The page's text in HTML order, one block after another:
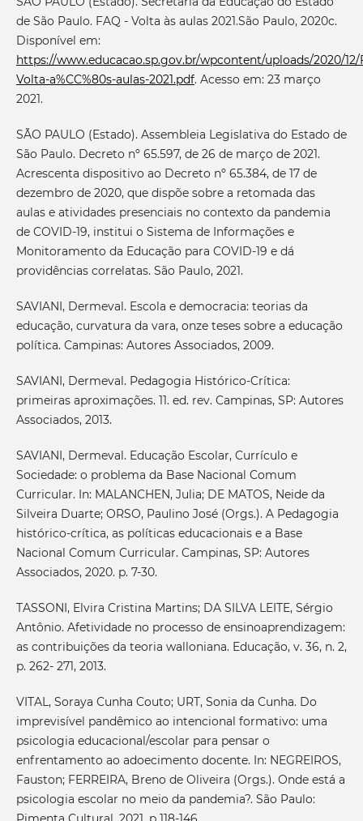
de São Paulo. FAQ - Volta às aulas 2021.São Paulo, 2020c.
Disponível em:
https://www.educacao.sp.gov.br/wpcontent/uploads/2020/12/
Volta-a%CC%80s-aulas-2021.pdf. Acesso em: 23 março
2021.
SÃO PAULO (Estado). Assembleia Legislativa do Estado de
São Paulo. Decreto nº 65.597, de 26 de março de 2021.
Acrescenta dispositivo ao Decreto nº 65.384, de 17 de
dezembro de 2020, que dispõe sobre a retomada das
aulas e atividades presenciais no contexto da pandemia
de COVID-19, institui o Sistema de Informações e
Monitoramento da Educação para COVID-19 e dá
providências correlatas. São Paulo, 2021.
SAVIANI, Dermeval. Escola e democracia: teorias da
educação, curvatura da vara, onze teses sobre a educação
política. Campinas: Autores Associados, 2009.
SAVIANI, Dermeval. Pedagogia Histórico-Crítica:
primeiras aproximações. 11. ed. rev. Campinas, SP: Autores
Associados, 2013.
SAVIANI, Dermeval. Educação Escolar, Currículo e
Sociedade: o problema da Base Nacional Comum
Curricular. In: MALANCHEN, Julia; DE MATOS, Neide da
Silveira Duarte; ORSO, Paulino José (Orgs.). A Pedagogia
histórico-crítica, as políticas educacionais e a Base
Nacional Comum Curricular. Campinas, SP: Autores
Associados, 2020. p. 7-30.
TASSONI, Elvira Cristina Martins; DA SILVA LEITE, Sérgio
Antônio. Afetividade no processo de ensinoaprendizagem:
as contribuições da teoria walloniana. Educação, v. 36, n. 2,
p. 262- 271, 2013.
VITAL, Soraya Cunha Couto; URT, Sonia da Cunha. Do
imprevisível pandêmico ao intencional formativo: uma
psicologia educacional/escolar para pensar o
enfrentamento ao adoecimento docente. In: NEGREIROS,
Fauston; FERREIRA, Breno de Oliveira (Orgs.). Onde está a
psicologia escolar no meio da pandemia?. São Paulo: